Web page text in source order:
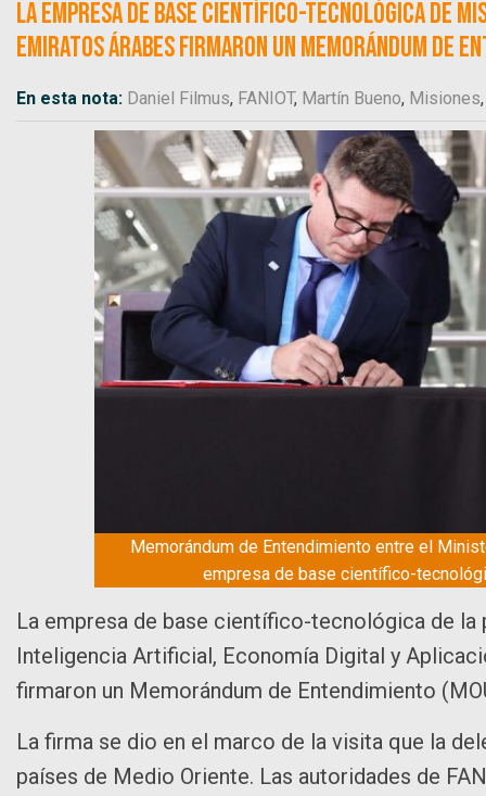
La empresa de base científico-tecnológica de
Emiratos Árabes firmaron un Memorándum de
En esta nota: Daniel Filmus, FANIOT, Martín Bueno, Misiones
Memorándum de Entendimiento entre el
empresa de base científico-
La empresa de base científico-tecnológica de
Inteligencia Artificial, Economía Digital y
firmaron un Memorándum de Entendimiento
La firma se dio en el marco de la visita que la
países de Medio Oriente. Las autoridades de